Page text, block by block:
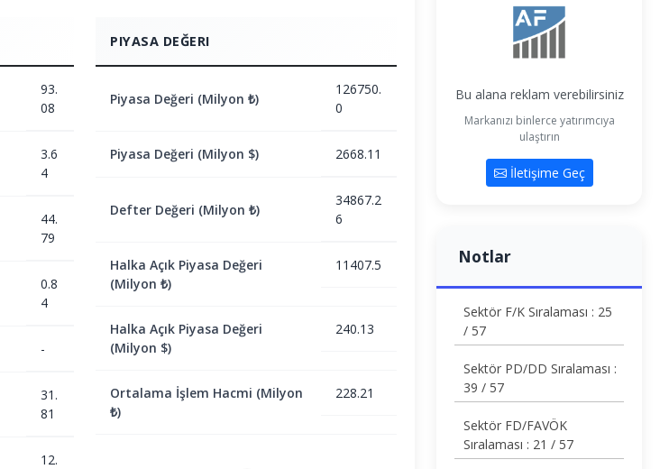
93.
08
3.6
4
44.
79
0.8
4
-
31.
81
12.
PIYASA DEĞERI
Piyasa Değeri (Milyon ₺)
126750.
0
Piyasa Değeri (Milyon $) 2668.11
Defter Değeri (Milyon ₺)
34867.2
6
Halka Açık Piyasa Değeri
(Milyon ₺)
11407.5
Halka Açık Piyasa Değeri
(Milyon $)
240.13
Ortalama İşlem Hacmi (Milyon
₺)
228.21
Bu alana reklam verebilirsiniz
Markanızı binlerce yatırımcıya
ulaştırın
İletişime Geç
Notlar
Sektör F/K Sıralaması : 25
/ 57
Sektör PD/DD Sıralaması :
39 / 57
Sektör FD/FAVÖK
Sıralaması : 21 / 57